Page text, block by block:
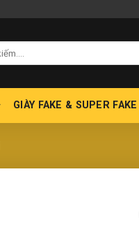
GIÀY FAKE & SUPER FAKE